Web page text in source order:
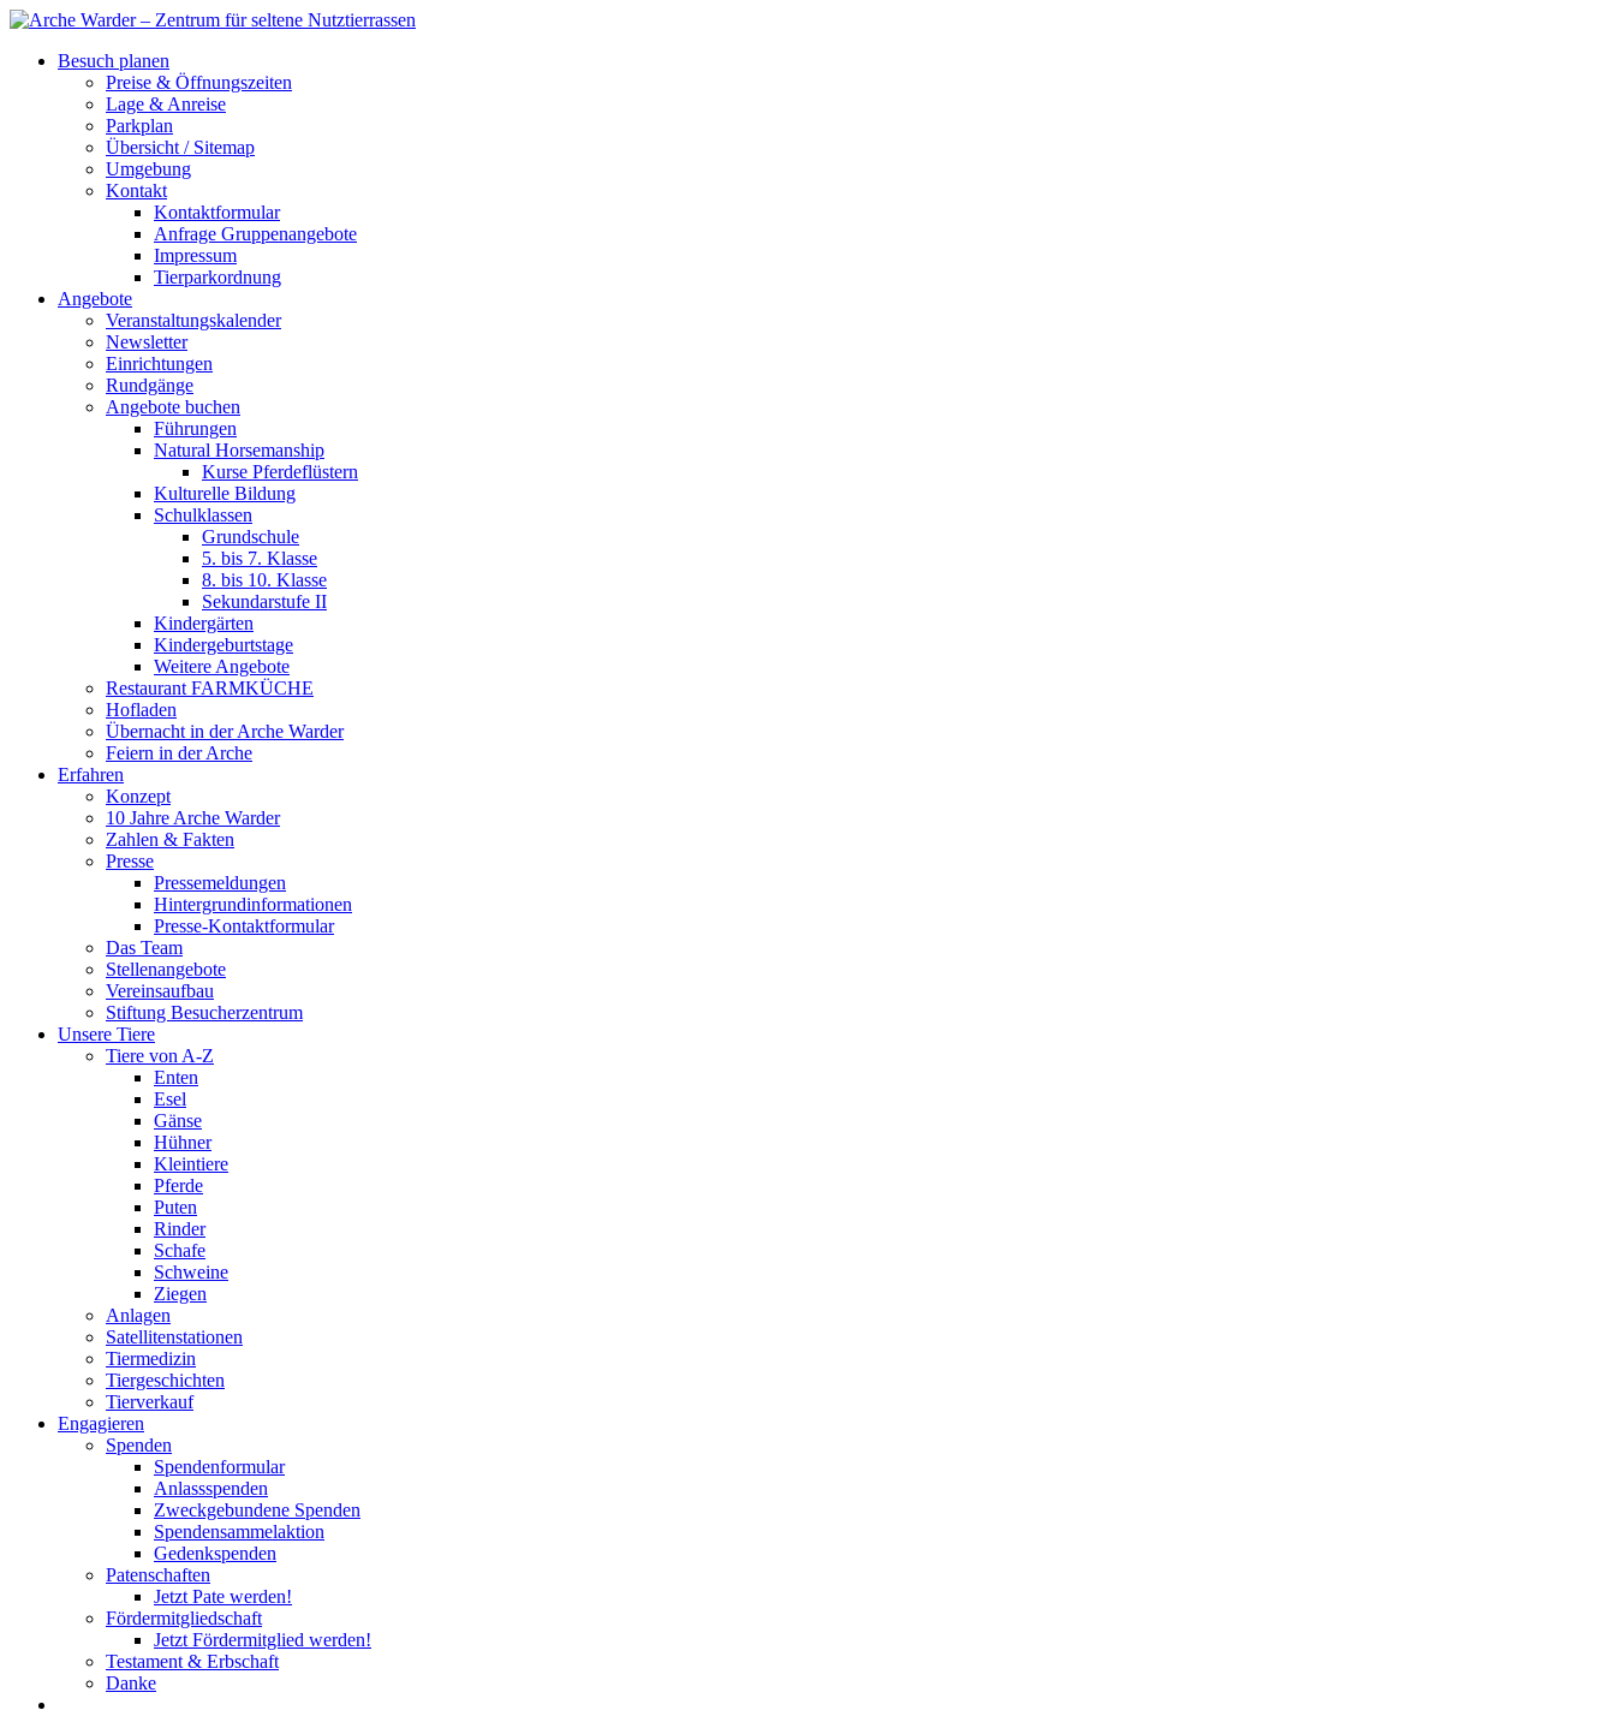
Besuch planen
Preise & Öffnungszeiten
Lage & Anreise
Parkplan
Übersicht / Sitemap
Umgebung
Kontakt
Kontaktformular
Anfrage Gruppenangebote
Impressum
Tierparkordnung
Angebote
Veranstaltungskalender
Newsletter
Einrichtungen
Rundgänge
Angebote buchen
Führungen
Natural Horsemanship
Kurse Pferdeflüstern
Kulturelle Bildung
Schulklassen
Grundschule
5. bis 7. Klasse
8. bis 10. Klasse
Sekundarstufe II
Kindergärten
Kindergeburtstage
Weitere Angebote
Restaurant FARMKÜCHE
Hofladen
Übernacht in der Arche Warder
Feiern in der Arche
Erfahren
Konzept
10 Jahre Arche Warder
Zahlen & Fakten
Presse
Pressemeldungen
Hintergrundinformationen
Presse-Kontaktformular
Das Team
Stellenangebote
Vereinsaufbau
Stiftung Besucherzentrum
Unsere Tiere
Tiere von A-Z
Enten
Esel
Gänse
Hühner
Kleintiere
Pferde
Puten
Rinder
Schafe
Schweine
Ziegen
Anlagen
Satellitenstationen
Tiermedizin
Tiergeschichten
Tierverkauf
Engagieren
Spenden
Spendenformular
Anlassspenden
Zweckgebundene Spenden
Spendensammelaktion
Gedenkspenden
Patenschaften
Jetzt Pate werden!
Fördermitgliedschaft
Jetzt Fördermitglied werden!
Testament & Erbschaft
Danke